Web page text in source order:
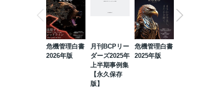
危機管理白書
2026年版
月刊BCPリー
ダーズ2025年
上半期事例集
【永久保存
版】
危機管理白書
2025年版